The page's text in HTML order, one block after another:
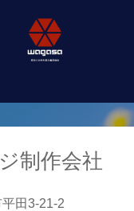
制作会社
田3-21-2